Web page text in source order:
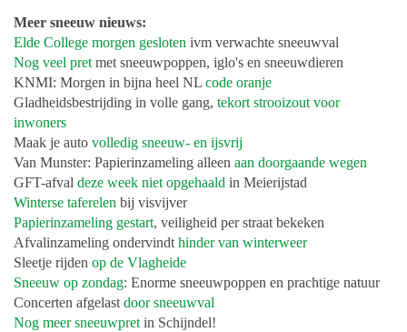
Meer sneeuw nieuws:
Elde College morgen gesloten ivm verwachte sneeuwval
Nog veel pret met sneeuwpoppen, iglo's en sneeuwdieren
KNMI: Morgen in bijna heel NL code oranje
Gladheidsbestrijding in volle gang, tekort strooizout voor
inwoners
Maak je auto volledig sneeuw- en ijsvrij
Van Munster: Papierinzameling alleen aan doorgaande wegen
GFT-afval deze week niet opgehaald in Meierijstad
Winterse taferelen bij visvijver
Papierinzameling gestart, veiligheid per straat bekeken
Afvalinzameling ondervindt hinder van winterweer
Sleetje rijden op de Vlagheide
Sneeuw op zondag: Enorme sneeuwpoppen en prachtige natuur
Concerten afgelast door sneeuwval
Nog meer sneeuwpret in Schijndel!